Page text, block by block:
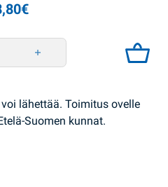
€
lähettää. Toimitus ovelle
Suomen kunnat.